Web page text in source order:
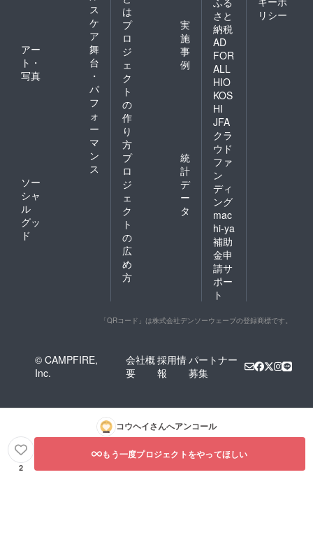
ス
ケ
ア
アー
ト・
写真
舞
台
・
パ
フ
ォ
ー
マ
ン
ス
ソー
シャ
ル
グッ
ド
は
プ
ロ
ジ
ェ
ク
ト
の
作
り
方
実
施
事
例
プ
ロ
ジ
ェ
ク
ト
の
広
め
方
統
計
デ
ー
タ
さと
納税
AD
FOR
ALL
HIO
KOS
HI
JFA
クラ
ウド
ファ
ン
ディ
ング
mac
hi-ya
補助
金申
請サ
ポー
ト
リシー
「QRコード」は株式会社デンソーウェーブの登録商標です。
© CAMPFIRE,
Inc.
会社概
要
採用情
報
パートナー
募集
コウヘイさんへアンコール
2
もう一度プロジェクトをやってほしい